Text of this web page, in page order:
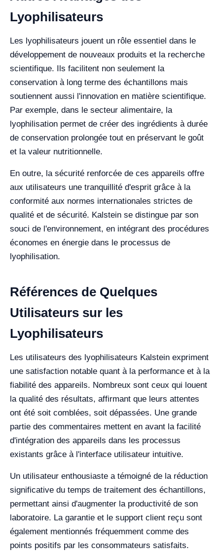
Lyophilisateurs
Les lyophilisateurs jouent un rôle essentiel dans le
développement de nouveaux produits et la recherche
scientifique. Ils facilitent non seulement la
conservation à long terme des échantillons mais
soutiennent aussi l'innovation en matière scientifique.
Par exemple, dans le secteur alimentaire, la
lyophilisation permet de créer des ingrédients à durée
de conservation prolongée tout en préservant le goût
et la valeur nutritionnelle.
En outre, la sécurité renforcée de ces appareils offre
aux utilisateurs une tranquillité d'esprit grâce à la
conformité aux normes internationales strictes de
qualité et de sécurité. Kalstein se distingue par son
souci de l'environnement, en intégrant des procédures
économes en énergie dans le processus de
lyophilisation.
Références de Quelques
Utilisateurs sur les
Lyophilisateurs
Les utilisateurs des lyophilisateurs Kalstein expriment
une satisfaction notable quant à la performance et à la
fiabilité des appareils. Nombreux sont ceux qui louent
la qualité des résultats, affirmant que leurs attentes
ont été soit comblées, soit dépassées. Une grande
partie des commentaires mettent en avant la facilité
d'intégration des appareils dans les processus
existants grâce à l'interface utilisateur intuitive.
Un utilisateur enthousiaste a témoigné de la réduction
significative du temps de traitement des échantillons,
permettant ainsi d'augmenter la productivité de son
laboratoire. La garantie et le support client reçu sont
également mentionnés fréquemment comme des
points positifs par les consommateurs satisfaits.